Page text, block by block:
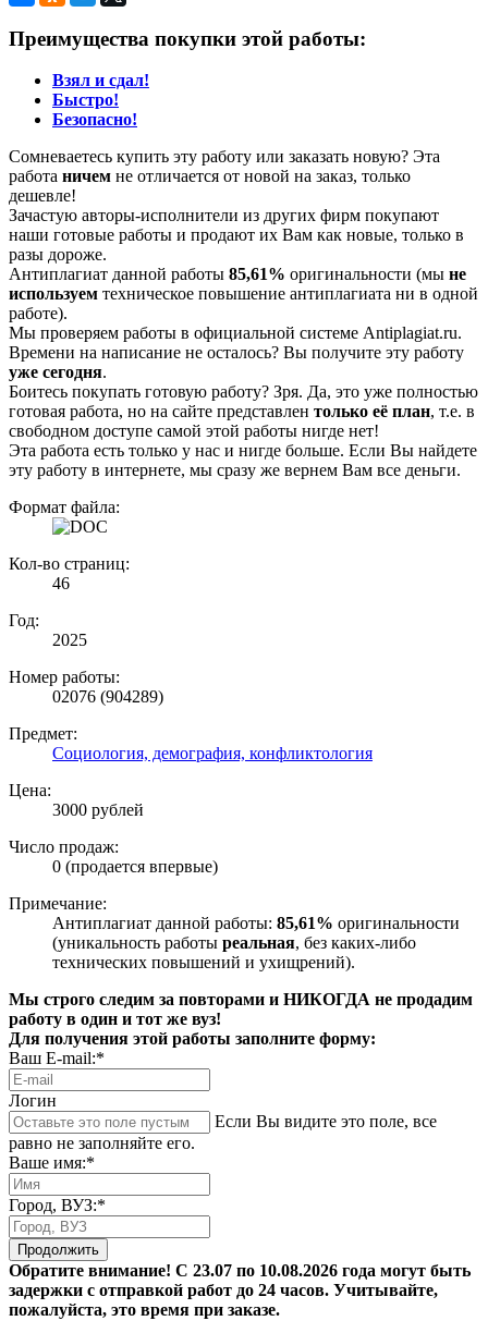
Преимущества покупки этой работы:
Взял и сдал!
Быстро!
Безопасно!
Сомневаетесь купить эту работу или заказать новую? Эта
работа ничем не отличается от новой на заказ, только
дешевле!
Зачастую авторы-исполнители из других фирм покупают
наши готовые работы и продают их Вам как новые, только в
разы дороже.
Антиплагиат данной работы 85,61% оригинальности (мы не
используем техническое повышение антиплагиата ни в одной
работе).
Мы проверяем работы в официальной системе Аntiplagiat.ru.
Времени на написание не осталось? Вы получите эту работу
уже сегодня.
Боитесь покупать готовую работу? Зря. Да, это уже полностью
готовая работа, но на сайте представлен только её план, т.е. в
свободном доступе самой этой работы нигде нет!
Эта работа есть только у нас и нигде больше. Если Вы найдете
эту работу в интернете, мы сразу же вернем Вам все деньги.
Формат файла:
Кол-во страниц:
46
Год:
2025
Номер работы:
02076 (904289)
Предмет:
Социология, демография, конфликтология
Цена:
3000 рублей
Число продаж:
0 (продается впервые)
Примечание:
Антиплагиат данной работы: 85,61% оригинальности
(уникальность работы реальная, без каких-либо
технических повышений и ухищрений).
Мы строго следим за повторами и НИКОГДА не продадим
работу в один и тот же вуз!
Для получения этой работы заполните форму:
Ваш E-mail:*
Логин
Если Вы видите это поле, все
равно не заполняйте его.
Ваше имя:*
Город, ВУЗ:*
Продолжить
Обратите внимание! С 23.07 по 10.08.2026 года могут быть
задержки с отправкой работ до 24 часов. Учитывайте,
пожалуйста, это время при заказе.